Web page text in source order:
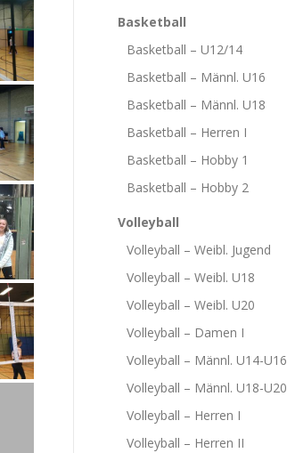
Basketball
Basketball – U12/14
Basketball – Männl. U16
Basketball – Männl. U18
Basketball – Herren I
Basketball – Hobby 1
Basketball – Hobby 2
Volleyball
Volleyball – Weibl. Jugend
Volleyball – Weibl. U18
Volleyball – Weibl. U20
Volleyball – Damen I
Volleyball – Männl. U14-U16
Volleyball – Männl. U18-U20
Volleyball – Herren I
Volleyball – Herren II